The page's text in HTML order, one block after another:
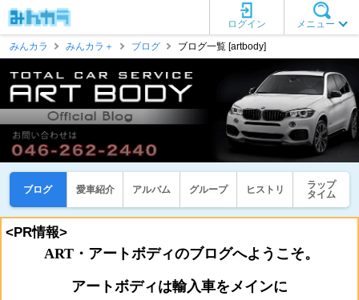
メニュー
ログイン
みんカラ
みんカラ＋ ブログ ブログ一覧 [artbody]
ブログ 愛車紹介 アルバム グループ ヒストリ
ラップ
タイム
<PR情報>
ART・アートボディのブログへようこそ。
アートボディは輸入車をメインに